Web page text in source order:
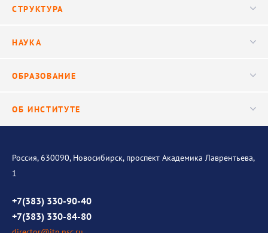
Видео
СТРУКТУРА
Научные подразделения
НАУКА
Исследования
ОБРАЗОВАНИЕ
ОБ ИНСТИТУТЕ
История института
Контакты
Противодействие коррупции
Россия, 630090, Новосибирск, проспект Академика Лаврентьева,
1
+7(383) 330-90-40
+7(383) 330-84-80